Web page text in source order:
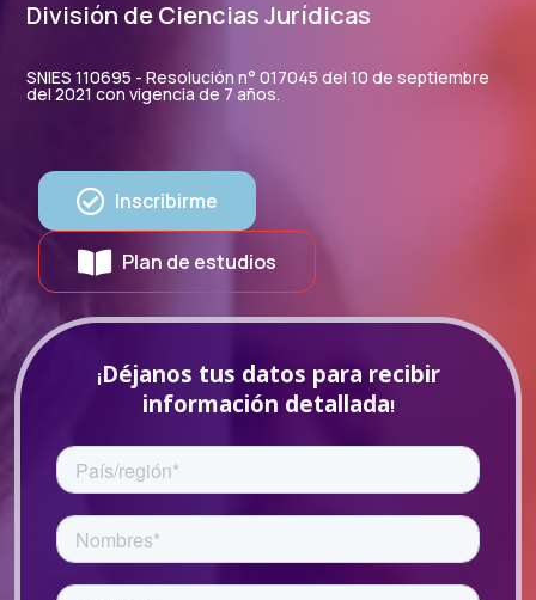
División de Ciencias Jurídicas
SNIES 110695 - Resolución n° 017045 del 10 de septiembre
del 2021 con vigencia de 7 años.
Inscribirme
Plan de estudios